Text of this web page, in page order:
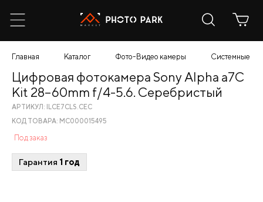
Главная Каталог Фото-Видео камеры Системные
Цифровая фотокамера Sony Alpha a7C
Kit 28–60mm f/4-5.6. Серебристый
АРТИКУЛ: ILCE7CLS.CEC
КОД ТОВАРА: МС000015495
Под заказ
Гарантия 1 год